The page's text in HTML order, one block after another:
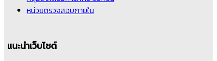
หน่วยตรวจสอบภายใน
แนะนำเว็บไซต์